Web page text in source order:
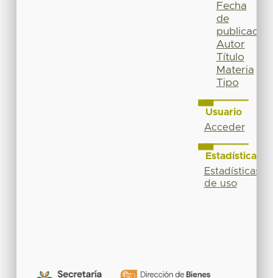
Fecha
de
publicación
Autor
Título
Materia
Tipo
Usuario
Acceder
Estadísticas
Estadísticas
de uso